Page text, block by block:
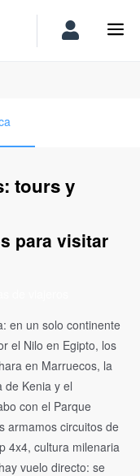
tours y
para visitar
en un solo continente
el Nilo en Egipto, los
en Marruecos, la
de Kenia y el
con el Parque
armamos circuitos de
4x4, cultura milenaria
vuelo directo: se